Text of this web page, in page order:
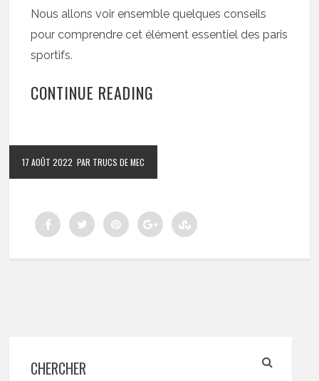
Nous allons voir ensemble quelques conseils
pour comprendre cet élément essentiel des paris
sportifs.
CONTINUE READING
17 AOÛT 2022 PAR TRUCS DE MEC
CHERCHER